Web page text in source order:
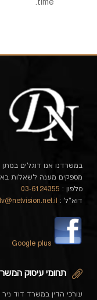
time.
במשרדנו אנו דוגלים במתן
מספקים מענה לשאלות
טלפון : 03-6124355
דוא"ל :
Google plus
תחומי עיסוק
עורכי הדין במשרד דוד